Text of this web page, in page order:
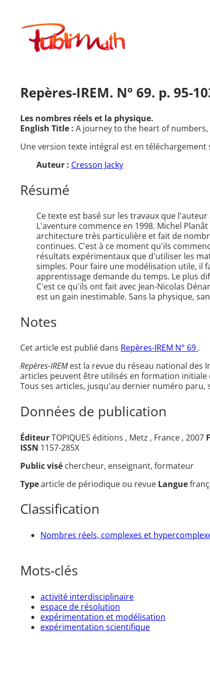
contenuPublimath
Repères-IREM. N° 69. p. 95-
Les nombres réels et la physique.
English Title : A journey to the heart of
Une version texte intégral est en téléchargement
Auteur : Cresson Jacky
Résumé
Ce texte est basé sur les travaux que
L'aventure commence en 1998. Michel
architecture très particulière et fait de
continues. C'est à ce moment qu'ils
résultats expérimentaux que d'utiliser les
simples. Pour faire une modélisation utile, il
apprentissage demande du temps. Le plus
C'est ce qu'ils ont fait avec Jean-Nicolas
est un gain inestimable. Sans la physique,
Notes
Cet article est publié dans Repères-IREM N° 69 .
Repères-IREMest la revue du réseau national des
articles peuvent être utilisés en formation initiale
Tous ses articles, jusqu'au dernier numéro
Données de publication
ÉditeurTOPIQUES éditions , Metz , France , 2007
ISSN 1157-285X
Public visé chercheur, enseignant, formateur
Typearticle de périodique ou revue Langue
Classification
Nombres réels, complexes et
Mots-clés
activité interdisciplinaire
espace de résolution
expérimentation et modélisation
expérimentation scientifique